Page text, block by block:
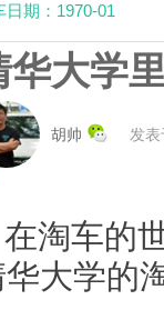
日期：1970-01
华大学
胡帅 发
在淘车的
大学的